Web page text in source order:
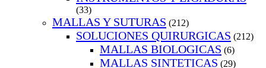
(33)
MALLAS Y SUTURAS (212)
SOLUCIONES QUIRURGICAS (212)
MALLAS BIOLOGICAS (6)
MALLAS SINTETICAS (29)